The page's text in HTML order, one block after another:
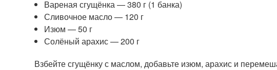
Вареная сгущёнка — 380 г (1 банка)
Сливочное масло — 120 г
Изюм — 50 г
Солёный арахис — 200 г
Взбейте сгущёнку с маслом, добавьте изюм, арахис и